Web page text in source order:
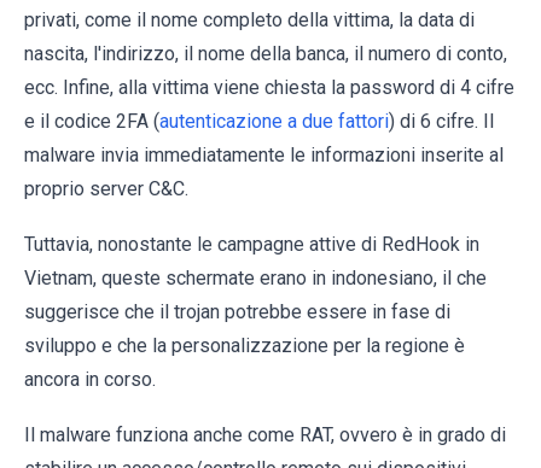
privati, come il nome completo della vittima, la data di
nascita, l'indirizzo, il nome della banca, il numero di conto,
ecc. Infine, alla vittima viene chiesta la password di 4 cifre
e il codice 2FA (autenticazione a due fattori) di 6 cifre. Il
malware invia immediatamente le informazioni inserite al
proprio server C&C.
Tuttavia, nonostante le campagne attive di RedHook in
Vietnam, queste schermate erano in indonesiano, il che
suggerisce che il trojan potrebbe essere in fase di
sviluppo e che la personalizzazione per la regione è
ancora in corso.
Il malware funziona anche come RAT, ovvero è in grado di